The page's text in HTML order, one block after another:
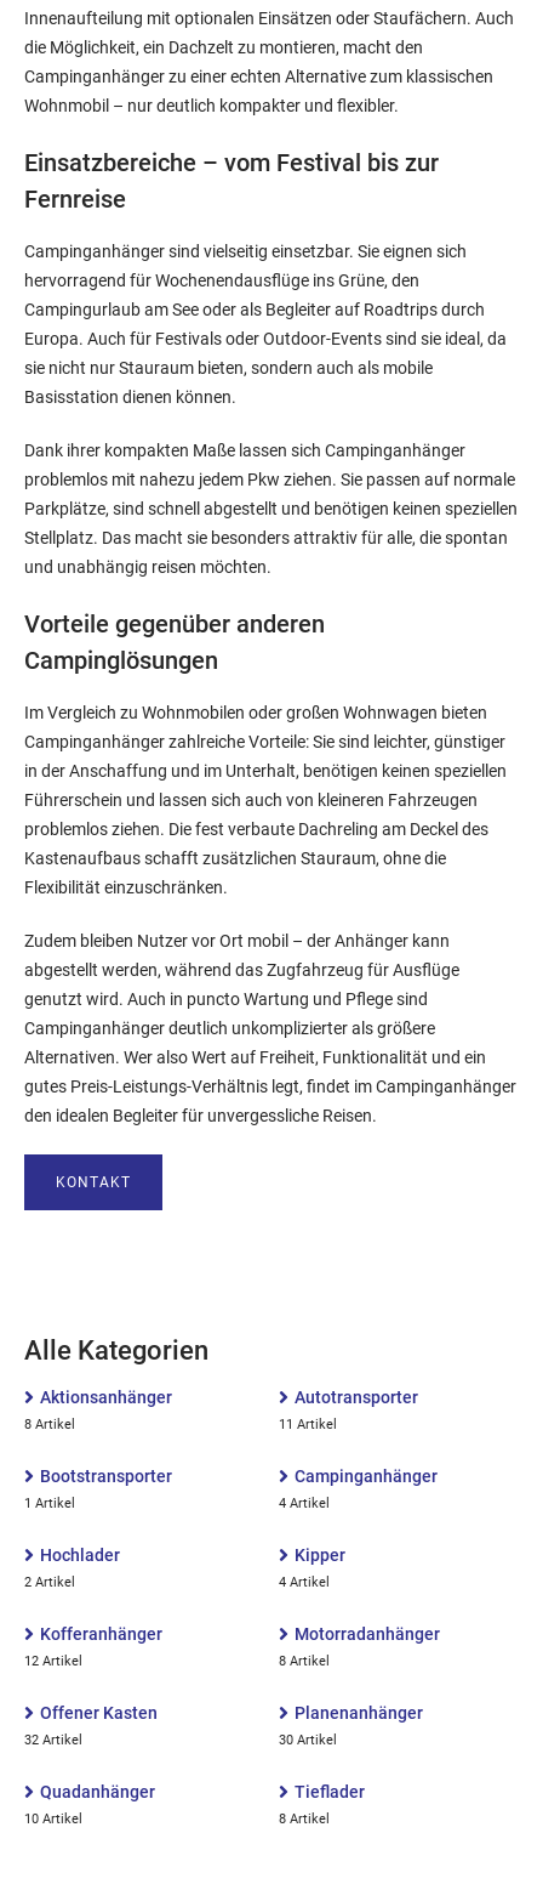
Innenaufteilung mit optionalen Einsätzen oder Staufächern. Auch
die Möglichkeit, ein Dachzelt zu montieren, macht den
Campinganhänger zu einer echten Alternative zum klassischen
Wohnmobil – nur deutlich kompakter und flexibler.
Einsatzbereiche – vom Festival bis zur
Fernreise
Campinganhänger sind vielseitig einsetzbar. Sie eignen sich
hervorragend für Wochenendausflüge ins Grüne, den
Campingurlaub am See oder als Begleiter auf Roadtrips durch
Europa. Auch für Festivals oder Outdoor-Events sind sie ideal, da
sie nicht nur Stauraum bieten, sondern auch als mobile
Basisstation dienen können.
Dank ihrer kompakten Maße lassen sich Campinganhänger
problemlos mit nahezu jedem Pkw ziehen. Sie passen auf normale
Parkplätze, sind schnell abgestellt und benötigen keinen speziellen
Stellplatz. Das macht sie besonders attraktiv für alle, die spontan
und unabhängig reisen möchten.
Vorteile gegenüber anderen
Campinglösungen
Im Vergleich zu Wohnmobilen oder großen Wohnwagen bieten
Campinganhänger zahlreiche Vorteile: Sie sind leichter, günstiger
in der Anschaffung und im Unterhalt, benötigen keinen speziellen
Führerschein und lassen sich auch von kleineren Fahrzeugen
problemlos ziehen. Die fest verbaute Dachreling am Deckel des
Kastenaufbaus schafft zusätzlichen Stauraum, ohne die
Flexibilität einzuschränken.
Zudem bleiben Nutzer vor Ort mobil – der Anhänger kann
abgestellt werden, während das Zugfahrzeug für Ausflüge
genutzt wird. Auch in puncto Wartung und Pflege sind
Campinganhänger deutlich unkomplizierter als größere
Alternativen. Wer also Wert auf Freiheit, Funktionalität und ein
gutes Preis-Leistungs-Verhältnis legt, findet im Campinganhänger
den idealen Begleiter für unvergessliche Reisen.
KONTAKT
Alle Kategorien
Aktionsanhänger
8 Artikel
Autotransporter
11 Artikel
Bootstransporter
1 Artikel
Campinganhänger
4 Artikel
Hochlader
2 Artikel
Kipper
4 Artikel
Kofferanhänger
12 Artikel
Motorradanhänger
8 Artikel
Offener Kasten
32 Artikel
Planenanhänger
30 Artikel
Quadanhänger
10 Artikel
Tieflader
8 Artikel